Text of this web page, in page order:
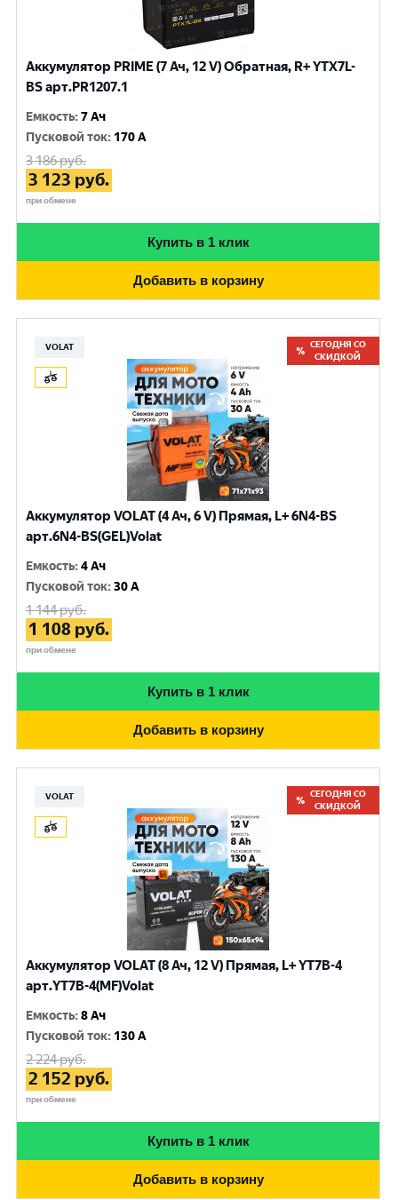
Аккумулятор PRIME (7 Ач, 12 V) Обратная, R+ YTX7L-
BS арт.PR1207.1
Емкость:7 Ач
Пусковой ток: 170 A
3 186руб.
3 123 руб.
при обмене
Купить в 1 клик
Добавить в корзину
VOLAT
СЕГОДНЯ СО
СКИДКОЙ
Аккумулятор VOLAT (4 Ач, 6 V) Прямая, L+ 6N4-BS
арт.6N4-BS(GEL)Volat
Емкость:4 Ач
Пусковой ток:30 A
1 144руб.
1 108 руб.
при обмене
Купить в 1 клик
Добавить в корзину
VOLAT
СЕГОДНЯ СО
СКИДКОЙ
Аккумулятор VOLAT (8 Ач, 12 V) Прямая, L+ YT7B-4
арт.YT7B-4(MF)Volat
Емкость:8 Ач
Пусковой ток: 130 A
2 224руб.
2 152 руб.
при обмене
Купить в 1 клик
Добавить в корзину